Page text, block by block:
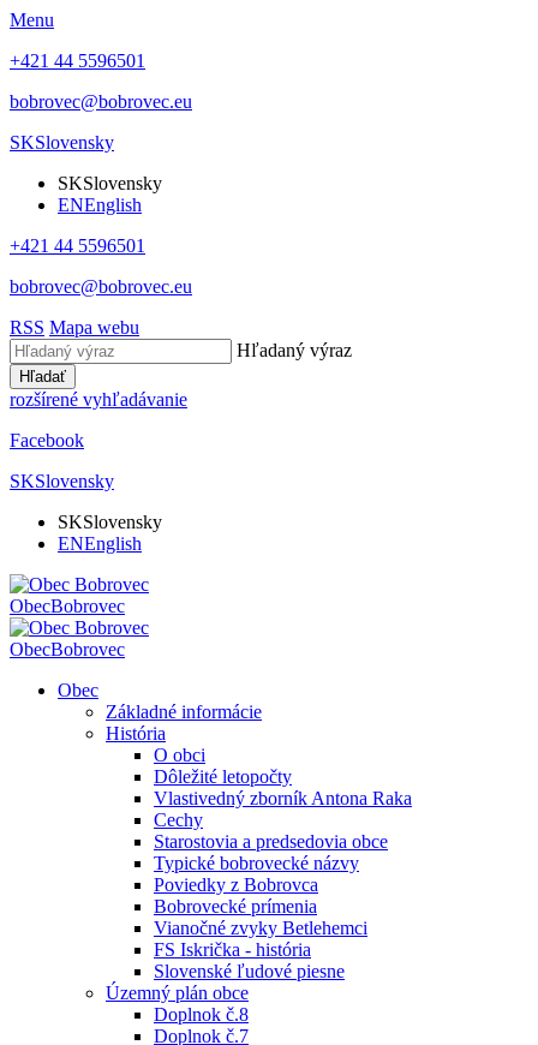
Menu
+421 44 5596501
bobrovec@bobrovec.eu
SKSlovensky
SKSlovensky
ENEnglish
+421 44 5596501
bobrovec@bobrovec.eu
RSS Mapa webu
Hľadaný výraz
Hľadať
rozšírené vyhľadávanie
Facebook
SKSlovensky
SKSlovensky
ENEnglish
ObecBobrovec
ObecBobrovec
Obec
Základné informácie
História
O obci
Dôležité letopočty
Vlastivedný zborník Antona Raka
Cechy
Starostovia a predsedovia obce
Typické bobrovecké názvy
Poviedky z Bobrovca
Bobrovecké prímenia
Vianočné zvyky Betlehemci
FS Iskrička - história
Slovenské ľudové piesne
Územný plán obce
Doplnok č.8
Doplnok č.7